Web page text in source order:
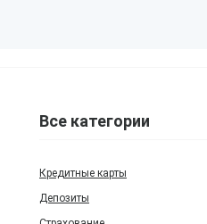
Все категории
Кредитные карты
Депозиты